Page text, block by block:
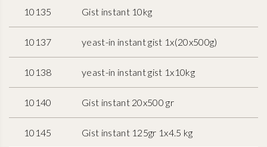
10135 Gist instant 10kg
10137 yeast-in instant gist 1x(20x500g)
10138 yeast-in instant gist 1x10kg
10140 Gist instant 20x500 gr
10145 Gist instant 125gr 1x4.5 kg